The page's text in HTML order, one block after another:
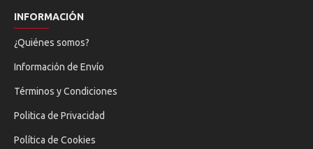
INFORMACIÓN
¿Quiénes somos?
Información de Envío
Términos y Condiciones
Politica de Privacidad
Política de Cookies